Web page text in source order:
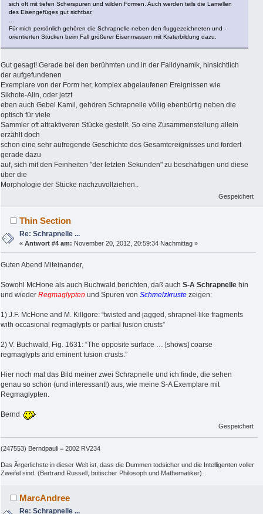
sich oft mit tiefen Scherspuren und wilden Formen. Auch werden teils die Lamellen
des Eisengefüges gut sichtbar.
Für mich persönlich gehören die Schrapnelle neben den fluggezeichneten und -
orientierten Stücken beim Fall größerer Eisenmassen mit Kraterbildung dazu.
Gut gesagt! Gerade bei den berühmten und in der Falldynamik, hinsichtlich
der aufgefundenen
Exemplare von der Form her, komplex abgelaufenen Ereignissen wie
Sikhote-Alin, oder jetzt
eben auch Gebel Kamil, gehören Schrapnelle völlig ebenbürtig neben die
optisch für viele
Sammler oft attraktiveren Stücke gestellt. So eine Zusammenstellung allein
erzählt doch
schon eine sehr aufregende Geschichte des Gesamtereignisses und fordert
gerade dazu
auf, sich mit den Feinheiten "der letzten Sekunden" zu beschäftigen und diese
über die
Morphologie der Stücke nachzuvollziehen..
Gespeichert
Thin Section
Re: Schrapnelle ...
«Antwort #4 am: November 20, 2012, 20:59:34 Nachmittag »
Guten Abend Miteinander,
Sowohl McHone als auch Buchwald berichten, daß auch S-A Schrapnelle hin
und wieder Regmaglypten und Spuren von Schmelzkruste zeigen:
1) J.F. McHone and M. Killgore: “twisted and jagged, shrapnel-like fragments
with occasional regmaglypts or partial fusion crusts”
2) V. Buchwald, Fig. 1631: “The opposite surface … [shows] coarse
regmaglypts and eminent fusion crusts.”
Hier noch mal das Bild meiner zwei Schrapnelle und ich finde, die sehen
genau so schön (und interessant!) aus, wie meine S-A Exemplare mit
Regmaglypten.
Bernd
Gespeichert
(247553) Berndpauli = 2002 RV234
Das Ärgerlichste in dieser Welt ist, dass die Dummen todsicher und die Intelligenten voller
Zweifel sind. (Bertrand Russell, britischer Philosoph und Mathematiker).
MarcAndree
Re: Schrapnelle ...